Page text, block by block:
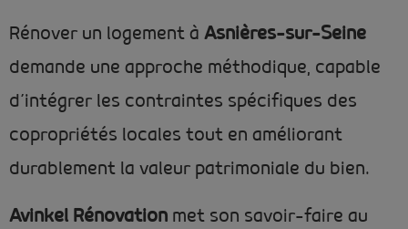
Rénover un logement à Asnières-sur-Seine
demande une approche méthodique, capable
d’intégrer les contraintes spécifiques des
copropriétés locales tout en améliorant
durablement la valeur patrimoniale du bien.
Avinkel Rénovation met son savoir-faire au